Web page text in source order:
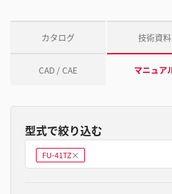
カタログ 技術資料
CAD / CAE マニュア
型式で絞り込む
型式を選ぶ
FU-41TZ削
除